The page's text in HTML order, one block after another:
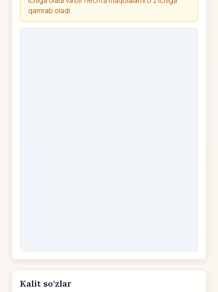
qamrab oladi.
Kalit so‘zlar